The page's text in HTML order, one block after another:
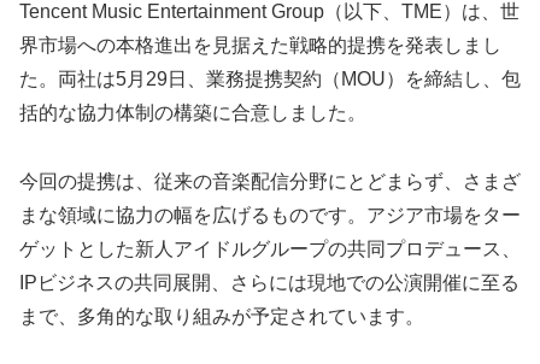
Tencent Music Entertainment Group（以下、TME）は、世
界市場への本格進出を見据えた戦略的提携を発表しまし
た。両社は5月29日、業務提携契約（MOU）を締結し、包
括的な協力体制の構築に合意しました。
今回の提携は、従来の音楽配信分野にとどまらず、さまざ
まな領域に協力の幅を広げるものです。アジア市場をター
ゲットとした新人アイドルグループの共同プロデュース、
IPビジネスの共同展開、さらには現地での公演開催に至る
まで、多角的な取り組みが予定されています。